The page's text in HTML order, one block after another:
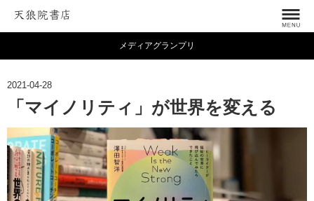
メディアグランプリ
2021-04-28
「マイノリティ」が世界を変える